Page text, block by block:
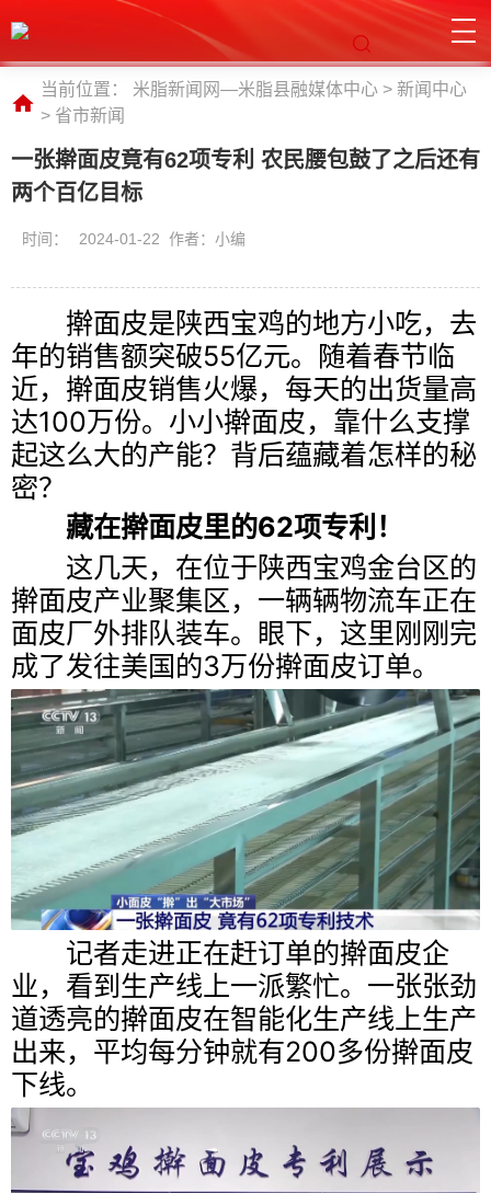
当前位置： 米脂新闻网—米脂县融媒体中心 > 新闻中心
> 省市新闻
一张擀面皮竟有62项专利 农民腰包鼓了之后还有
两个百亿目标
时间： 2024-01-22 作者：小编
擀面皮是陕西宝鸡的地方小吃，去
年的销售额突破55亿元。随着春节临
近，擀面皮销售火爆，每天的出货量高
达100万份。小小擀面皮，靠什么支撑
起这么大的产能？背后蕴藏着怎样的秘
密？
藏在擀面皮里的62项专利！
这几天，在位于陕西宝鸡金台区的
擀面皮产业聚集区，一辆辆物流车正在
面皮厂外排队装车。眼下，这里刚刚完
成了发往美国的3万份擀面皮订单。
记者走进正在赶订单的擀面皮企
业，看到生产线上一派繁忙。一张张劲
道透亮的擀面皮在智能化生产线上生产
出来，平均每分钟就有200多份擀面皮
下线。